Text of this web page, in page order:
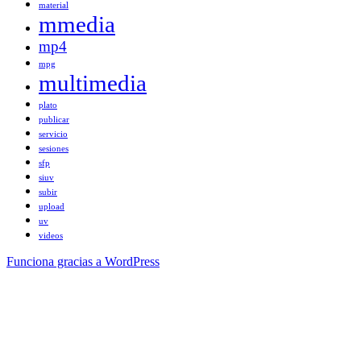
material
mmedia
mp4
mpg
multimedia
plato
publicar
servicio
sesiones
sfp
siuv
subir
upload
uv
videos
Funciona gracias a WordPress